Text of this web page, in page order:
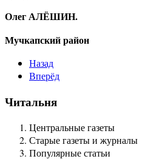
Олег АЛЁШИН.
Мучкапский район
Назад
Вперёд
Читальня
Центральные газеты
Старые газеты и журналы
Популярные статьи